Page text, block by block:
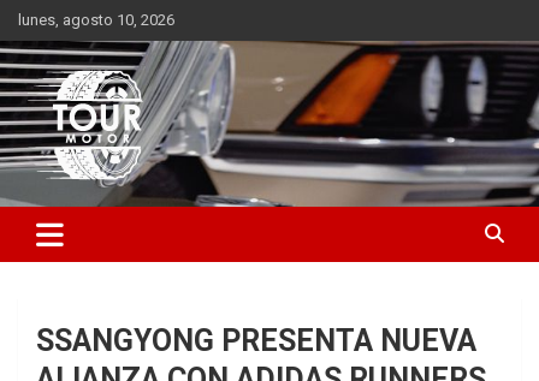
Saltar
al
contenido
lunes, agosto 10, 2026
Tour Motor
Plataforma de contenido audiovisual para el sector automotriz
SSANGYONG PRESENTA NUEVA